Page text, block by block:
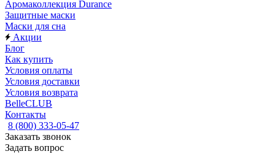
Аромаколлекция Durance
Защитные маски
Маски для сна
Акции
Блог
Как купить
Условия оплаты
Условия доставки
Условия возврата
BelleCLUB
Контакты
8 (800) 333-05-47
Заказать звонок
Задать вопрос